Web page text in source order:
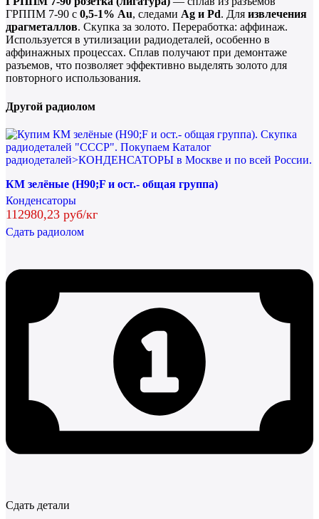
ГРППМ 7-90 с 0,5-1% Au, следами Ag и Pd. Для извлечения
драгметаллов. Скупка за золото. Переработка: аффинаж.
Используется в утилизации радиодеталей, особенно в
аффинажных процессах. Сплав получают при демонтаже
разъемов, что позволяет эффективно выделять золото для
повторного использования.
Другой радиолом
КМ зелёные (H90;F и ост.- общая группа)
Конденсаторы
112980,23 руб/кг
Сдать радиолом
Сдать детали